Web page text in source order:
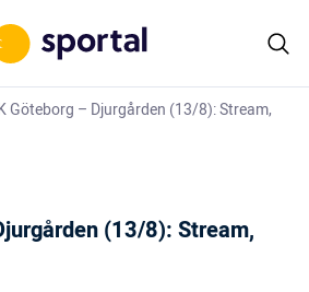
Göteborg – Djurgården (13/8): Stream,
(13/8): Stream,